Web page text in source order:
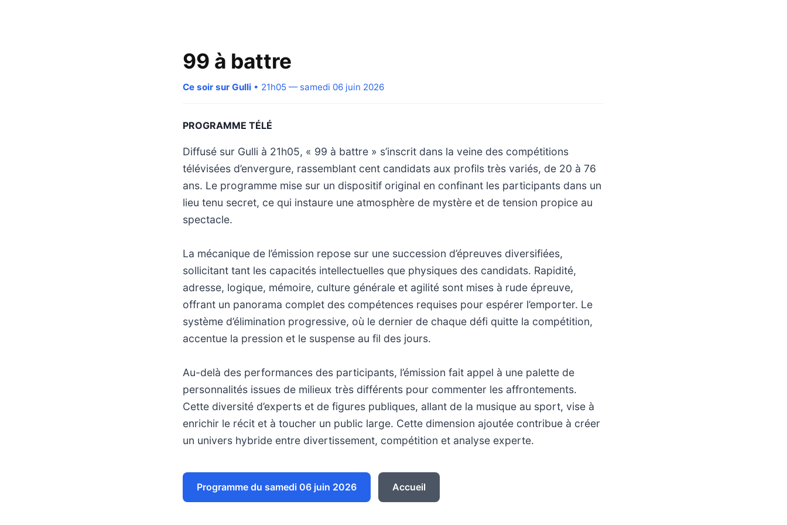
99 à battre
Ce soir sur Gulli • 21h05 — samedi 06 juin 2026
PROGRAMME TÉLÉ
Diffusé sur Gulli à 21h05, « 99 à battre » s’inscrit dans la veine des compétitions
télévisées d’envergure, rassemblant cent candidats aux profils très variés, de 20 à 76
ans. Le programme mise sur un dispositif original en confinant les participants dans un
lieu tenu secret, ce qui instaure une atmosphère de mystère et de tension propice au
spectacle.
La mécanique de l’émission repose sur une succession d’épreuves diversifiées,
sollicitant tant les capacités intellectuelles que physiques des candidats. Rapidité,
adresse, logique, mémoire, culture générale et agilité sont mises à rude épreuve,
offrant un panorama complet des compétences requises pour espérer l’emporter. Le
système d’élimination progressive, où le dernier de chaque défi quitte la compétition,
accentue la pression et le suspense au fil des jours.
Au-delà des performances des participants, l’émission fait appel à une palette de
personnalités issues de milieux très différents pour commenter les affrontements.
Cette diversité d’experts et de figures publiques, allant de la musique au sport, vise à
enrichir le récit et à toucher un public large. Cette dimension ajoutée contribue à créer
un univers hybride entre divertissement, compétition et analyse experte.
Programme du samedi 06 juin 2026 Accueil